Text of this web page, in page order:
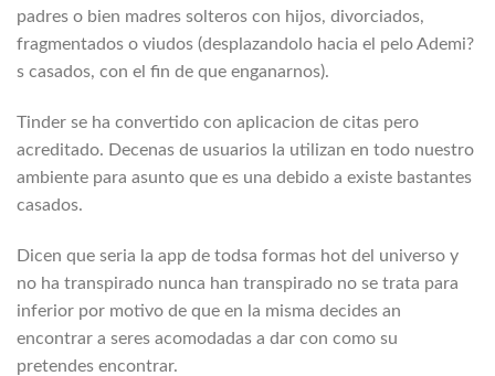
padres o bien madres solteros con hijos, divorciados,
fragmentados o viudos (desplazandolo hacia el pelo Ademi?
s casados, con el fin de que enganarnos).
Tinder se ha convertido con aplicacion de citas pero
acreditado. Decenas de usuarios la utilizan en todo nuestro
ambiente para asunto que es una debido a existe bastantes
casados.
Dicen que seri­a la app de todsa formas hot del universo y
no ha transpirado nunca han transpirado no se trata para
inferior por motivo de que en la misma decides an
encontrar a seres acomodadas a dar con como su
pretendes encontrar.